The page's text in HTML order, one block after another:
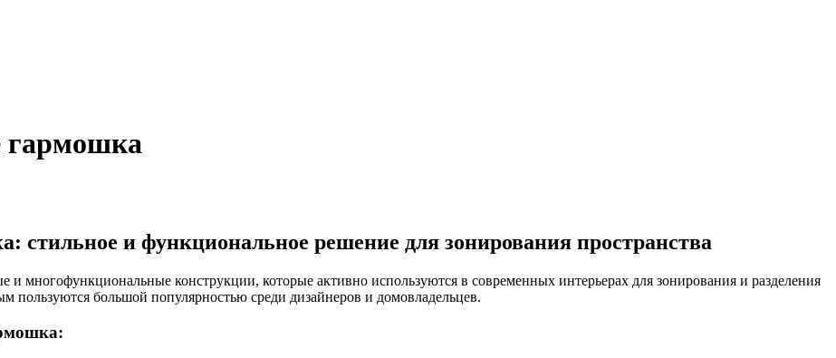
гармошка
стильное и функциональное решение для зонирования пространства
многофункциональные конструкции, которые активно используются в современных интерьерах для зонирования и разделения
большой популярностью среди дизайнеров и домовладельцев.